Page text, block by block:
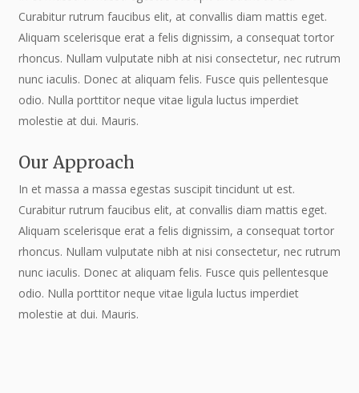
Curabitur rutrum faucibus elit, at convallis diam mattis eget.
Aliquam scelerisque erat a felis dignissim, a consequat tortor
rhoncus. Nullam vulputate nibh at nisi consectetur, nec rutrum
nunc iaculis. Donec at aliquam felis. Fusce quis pellentesque
odio. Nulla porttitor neque vitae ligula luctus imperdiet
molestie at dui. Mauris.
Our Approach
In et massa a massa egestas suscipit tincidunt ut est.
Curabitur rutrum faucibus elit, at convallis diam mattis eget.
Aliquam scelerisque erat a felis dignissim, a consequat tortor
rhoncus. Nullam vulputate nibh at nisi consectetur, nec rutrum
nunc iaculis. Donec at aliquam felis. Fusce quis pellentesque
odio. Nulla porttitor neque vitae ligula luctus imperdiet
molestie at dui. Mauris.